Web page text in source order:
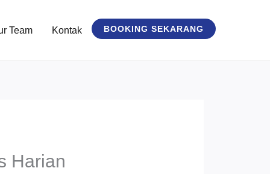
Team Kontak BOOKING SEKARANG
Harian